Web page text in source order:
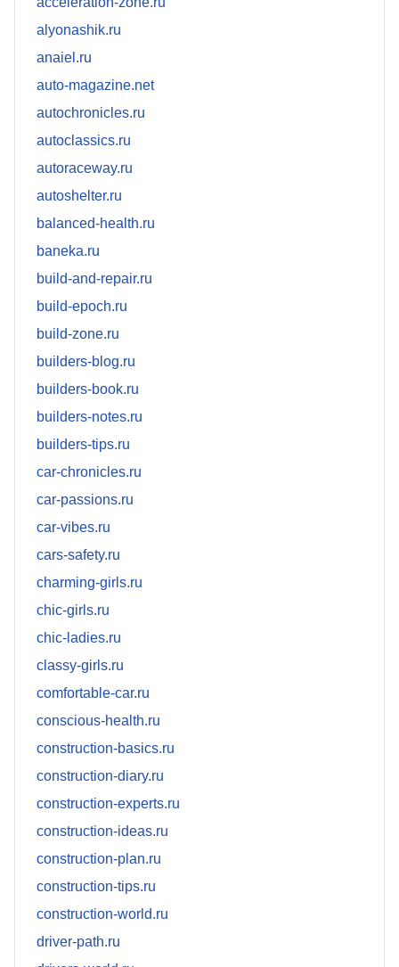
alyonashik.ru
anaiel.ru
auto-magazine.net
autochronicles.ru
autoclassics.ru
autoraceway.ru
autoshelter.ru
balanced-health.ru
baneka.ru
build-and-repair.ru
build-epoch.ru
build-zone.ru
builders-blog.ru
builders-book.ru
builders-notes.ru
builders-tips.ru
car-chronicles.ru
car-passions.ru
car-vibes.ru
cars-safety.ru
charming-girls.ru
chic-girls.ru
chic-ladies.ru
classy-girls.ru
comfortable-car.ru
conscious-health.ru
construction-basics.ru
construction-diary.ru
construction-experts.ru
construction-ideas.ru
construction-plan.ru
construction-tips.ru
construction-world.ru
driver-path.ru